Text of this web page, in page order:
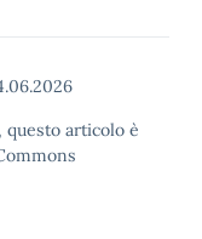
questo articolo è